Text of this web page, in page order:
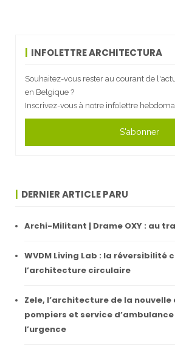
INFOLETTRE ARCHITECTURA
Souhaitez-vous rester au courant de
en Belgique ?
Inscrivez-vous à notre infolettre
S'abonner
DERNIER ARTICLE PARU
Archi-Militant | Drame OXY : au
WVDM Living Lab : la réversibilité
l’architecture circulaire
Zele, l’architecture de la nouvelle
pompiers et service
l’urgence